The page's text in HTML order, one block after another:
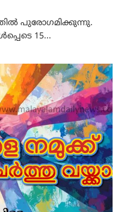
പുരോഗമിക്കുന്നു.
15...